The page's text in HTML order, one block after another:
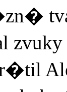
zvuky